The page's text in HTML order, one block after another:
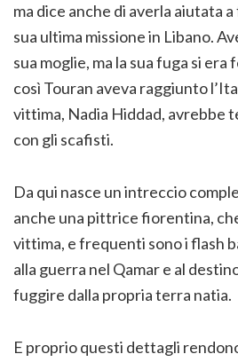
ma dice anche di averla aiutata
sua ultima missione in Libano.
sua moglie, ma la sua fuga si
così Touran aveva raggiunto
vittima, Nadia Hiddad, avrebbe
con gli scafisti.
Da qui nasce un intreccio
anche una pittrice fiorentina,
vittima, e frequenti sono i flash
alla guerra nel Qamar e al
fuggire dalla propria terra natia.
E proprio questi dettagli